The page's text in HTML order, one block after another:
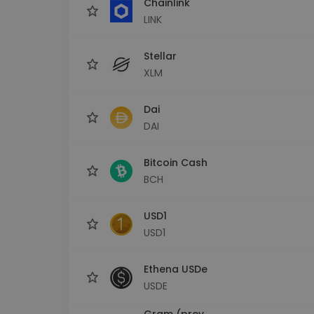
LINK
Stellar
XLM
Dai
DAI
Bitcoin Cash
BCH
USD1
USD1
Ethena USDe
USDE